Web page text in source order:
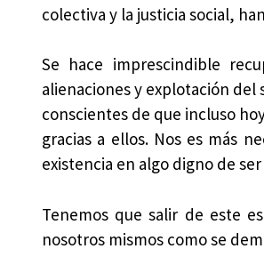
colectiva y la justicia social,
Se hace imprescindible
alienaciones y explotación
conscientes de que incluso
gracias a ellos. Nos es más
existencia en algo digno de
Tenemos que salir de este
nosotros mismos como se